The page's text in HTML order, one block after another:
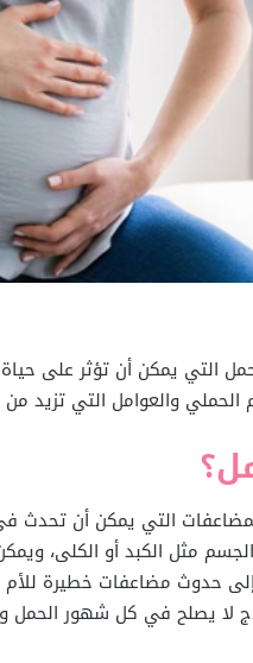
التي يمكن أن تؤثر على حياة
والعوامل التي تزيد
التي يمكن أن تحدث
حدوث مضاعفات خطيرة للأم
لا يصلح في كل شهور